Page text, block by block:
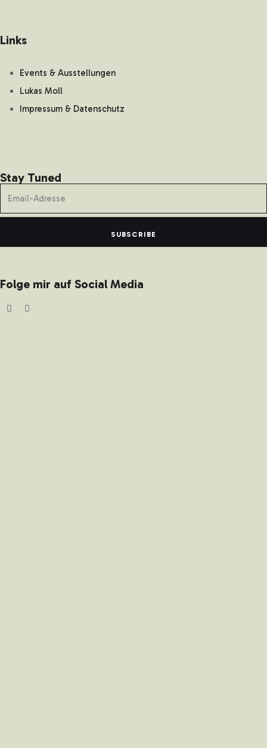
Links
Events & Ausstellungen
Lukas Moll
Impressum & Datenschutz
Stay Tuned
SUBSCRIBE
Folge mir auf Social Media